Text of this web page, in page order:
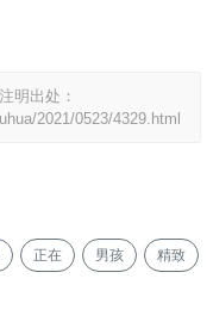
明出处：
2021/0523/4329.html
正在 男孩 精致